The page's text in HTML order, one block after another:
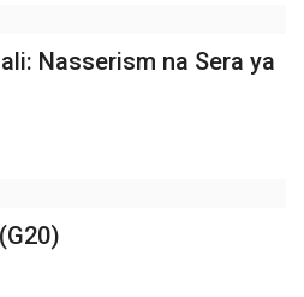
Nasserism na Sera ya